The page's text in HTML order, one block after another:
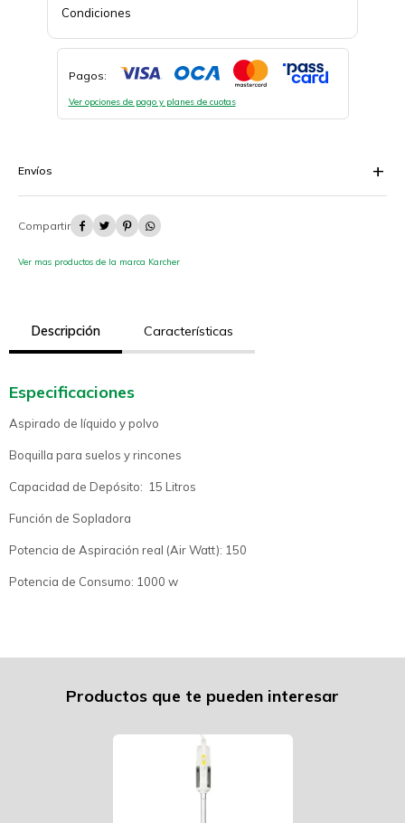
Condiciones
Pagos:
Ver opciones de pago y planes de cuotas
Envíos
   
Ver mas productos de la marca Karcher
Descripción Características
Especificaciones
Aspirado de líquido y polvo
Boquilla para suelos y rincones
Capacidad de Depósito: 15 Litros
Función de Sopladora
Potencia de Aspiración real (Air Watt): 150
Potencia de Consumo: 1000 w
Productos que te pueden interesar